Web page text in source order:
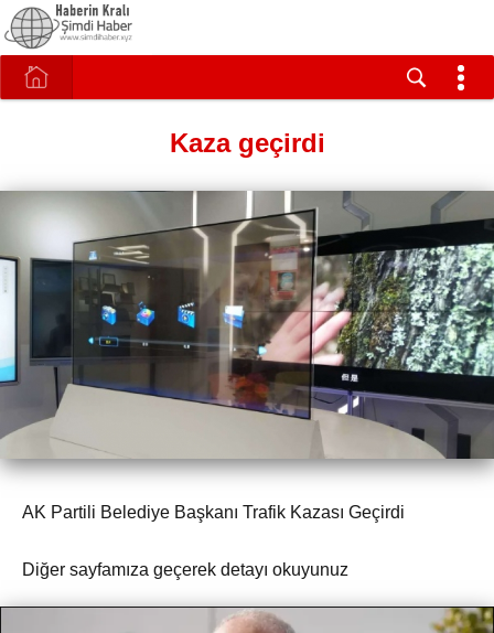
Kaza geçirdi
AK Partili Belediye Başkanı Trafik Kazası Geçirdi
Diğer sayfamıza geçerek detayı okuyunuz